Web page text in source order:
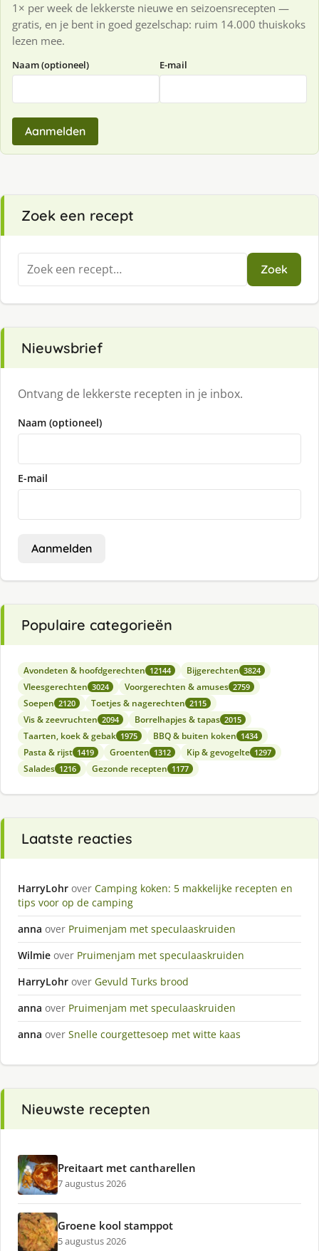
1× per week de lekkerste nieuwe en seizoensrecepten —
gratis, en je bent in goed gezelschap: ruim 14.000 thuiskoks
lezen mee.
Naam (optioneel) E-mail
Aanmelden
Zoek een recept
Zoeken
naar:
Zoek
Nieuwsbrief
Ontvang de lekkerste recepten in je inbox.
Naam (optioneel)
E-mail
Aanmelden
Populaire categorieën
Avondeten & hoofdgerechten 12144 Bijgerechten 3824
Vleesgerechten 3024 Voorgerechten & amuses 2759
Soepen 2120 Toetjes & nagerechten 2115
Vis & zeevruchten 2094 Borrelhapjes & tapas 2015
Taarten, koek & gebak 1975 BBQ & buiten koken 1434
Pasta & rijst 1419 Groenten 1312 Kip & gevogelte 1297
Salades 1216 Gezonde recepten 1177
Laatste reacties
HarryLohr over Camping koken: 5 makkelijke recepten en
tips voor op de camping
anna over Pruimenjam met speculaaskruiden
Wilmie over Pruimenjam met speculaaskruiden
HarryLohr over Gevuld Turks brood
anna over Pruimenjam met speculaaskruiden
anna over Snelle courgettesoep met witte kaas
Nieuwste recepten
Preitaart met cantharellen
7 augustus 2026
Groene kool stamppot
5 augustus 2026